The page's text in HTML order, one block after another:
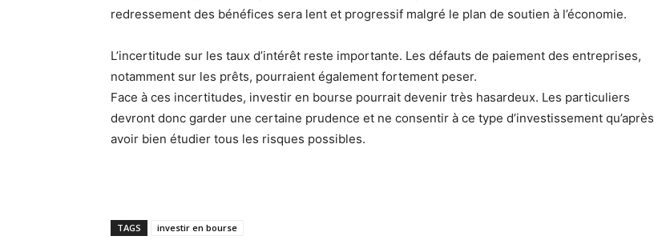
redressement des bénéfices sera lent et progressif malgré le plan de soutien à l’économie.
L’incertitude sur les taux d’intérêt reste importante. Les défauts de paiement des entreprises,
notamment sur les prêts, pourraient également fortement peser.
Face à ces incertitudes, investir en bourse pourrait devenir très hasardeux. Les particuliers
devront donc garder une certaine prudence et ne consentir à ce type d’investissement qu’après
avoir bien étudier tous les risques possibles.
TAGS investir en bourse